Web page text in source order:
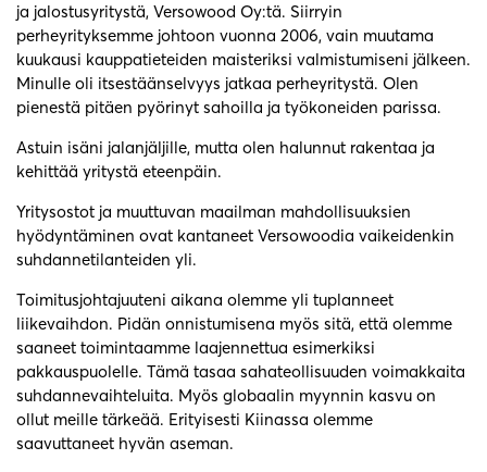
ja jalostusyritystä, Versowood Oy:tä. Siirryin
perheyrityksemme johtoon vuonna 2006, vain muutama
kuukausi kauppatieteiden maisteriksi valmistumiseni jälkeen.
Minulle oli itsestäänselvyys jatkaa perheyritystä. Olen
pienestä pitäen pyörinyt sahoilla ja työkoneiden parissa.
Astuin isäni jalanjäljille, mutta olen halunnut rakentaa ja
kehittää yritystä eteenpäin.
Yritysostot ja muuttuvan maailman mahdollisuuksien
hyödyntäminen ovat kantaneet Versowoodia vaikeidenkin
suhdannetilanteiden yli.
Toimitusjohtajuuteni aikana olemme yli tuplanneet
liikevaihdon. Pidän onnistumisena myös sitä, että olemme
saaneet toimintaamme laajennettua esimerkiksi
pakkauspuolelle. Tämä tasaa sahateollisuuden voimakkaita
suhdannevaihteluita. Myös globaalin myynnin kasvu on
ollut meille tärkeää. Erityisesti Kiinassa olemme
saavuttaneet hyvän aseman.